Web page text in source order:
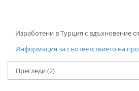
Изработени в Турция с вдъхновение
Информация за съответствието на
Прегледи (2)